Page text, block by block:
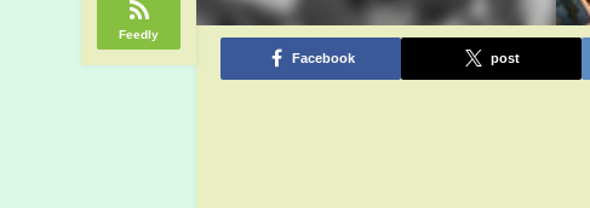
Feedly
Facebook post